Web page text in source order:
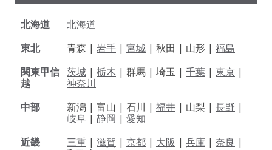
北海道
北海道
東北
青森 | 岩手 | 宮城 | 秋田 | 山形 | 福島
関東甲信
越
茨城 | 栃木 | 群馬 | 埼玉 | 千葉 | 東京 |
神奈川
中部
新潟 | 富山 | 石川 | 福井 | 山梨 | 長野 |
岐阜 | 静岡 | 愛知
近畿
三重 | 滋賀 | 京都 | 大阪 | 兵庫 | 奈良 |